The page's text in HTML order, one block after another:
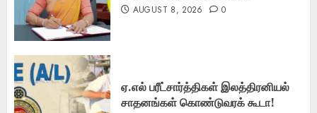
AUGUST 8, 2026 0
ஏ.எல் பரீட்சார்த்திகள் இலத்திரனியல்
சாதனங்கள் கொண்டுவரக் கூடா!